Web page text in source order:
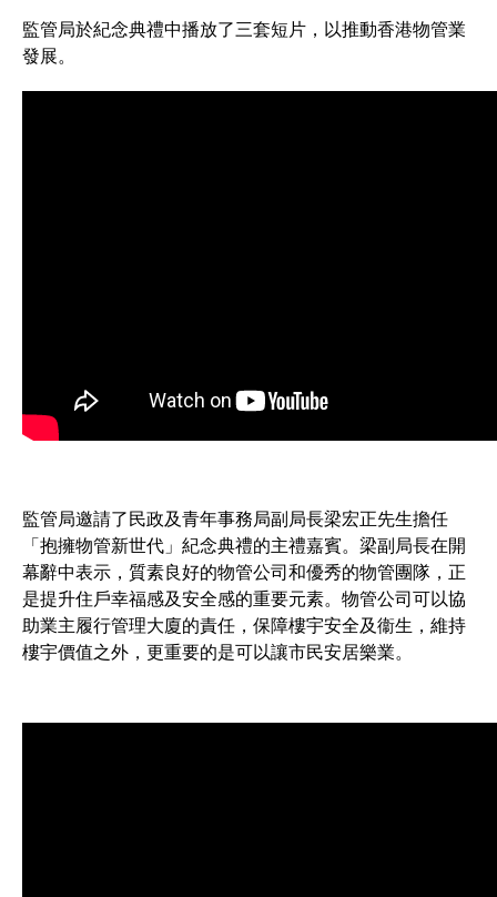
監管局於紀念典禮中播放了三套短片，以推動香港物管業
發展。
監管局邀請了民政及青年事務局副局長梁宏正先生擔任
「抱擁物管新世代」紀念典禮的主禮嘉賓。梁副局長在開
幕辭中表示，質素良好的物管公司和優秀的物管團隊，正
是提升住戶幸福感及安全感的重要元素。物管公司可以協
助業主履行管理大廈的責任，保障樓宇安全及衞生，維持
樓宇價值之外，更重要的是可以讓市民安居樂業。